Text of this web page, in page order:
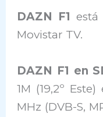
DAZN F1
Movistar TV.
DAZN F1 en
1M (19,2º
MHz (DVB-S,